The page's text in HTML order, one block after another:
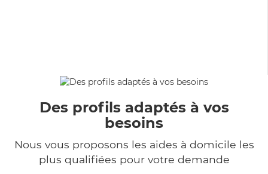
Des profils adaptés à vos
besoins
Nous vous proposons les aides à domicile les
plus qualifiées pour votre demande